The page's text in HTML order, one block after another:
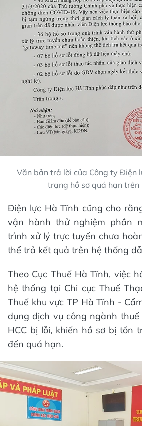
Văn bản trả lời của Công ty Điện
trạng hồ sơ quá hạn trên
Điện lực Hà Tĩnh cũng cho
vận hành thử nghiệm phần
trình xử lý trực tuyến chưa
thể trả kết quả trên hệ thống
Theo Cục Thuế Hà Tĩnh, việc
hệ thống tại Chi cục Thuế
Thuế khu vực TP Hà Tĩnh -
dụng dịch vụ công ngành
HCC bị lỗi, khiến hồ sơ bị tồn
đến quá hạn.